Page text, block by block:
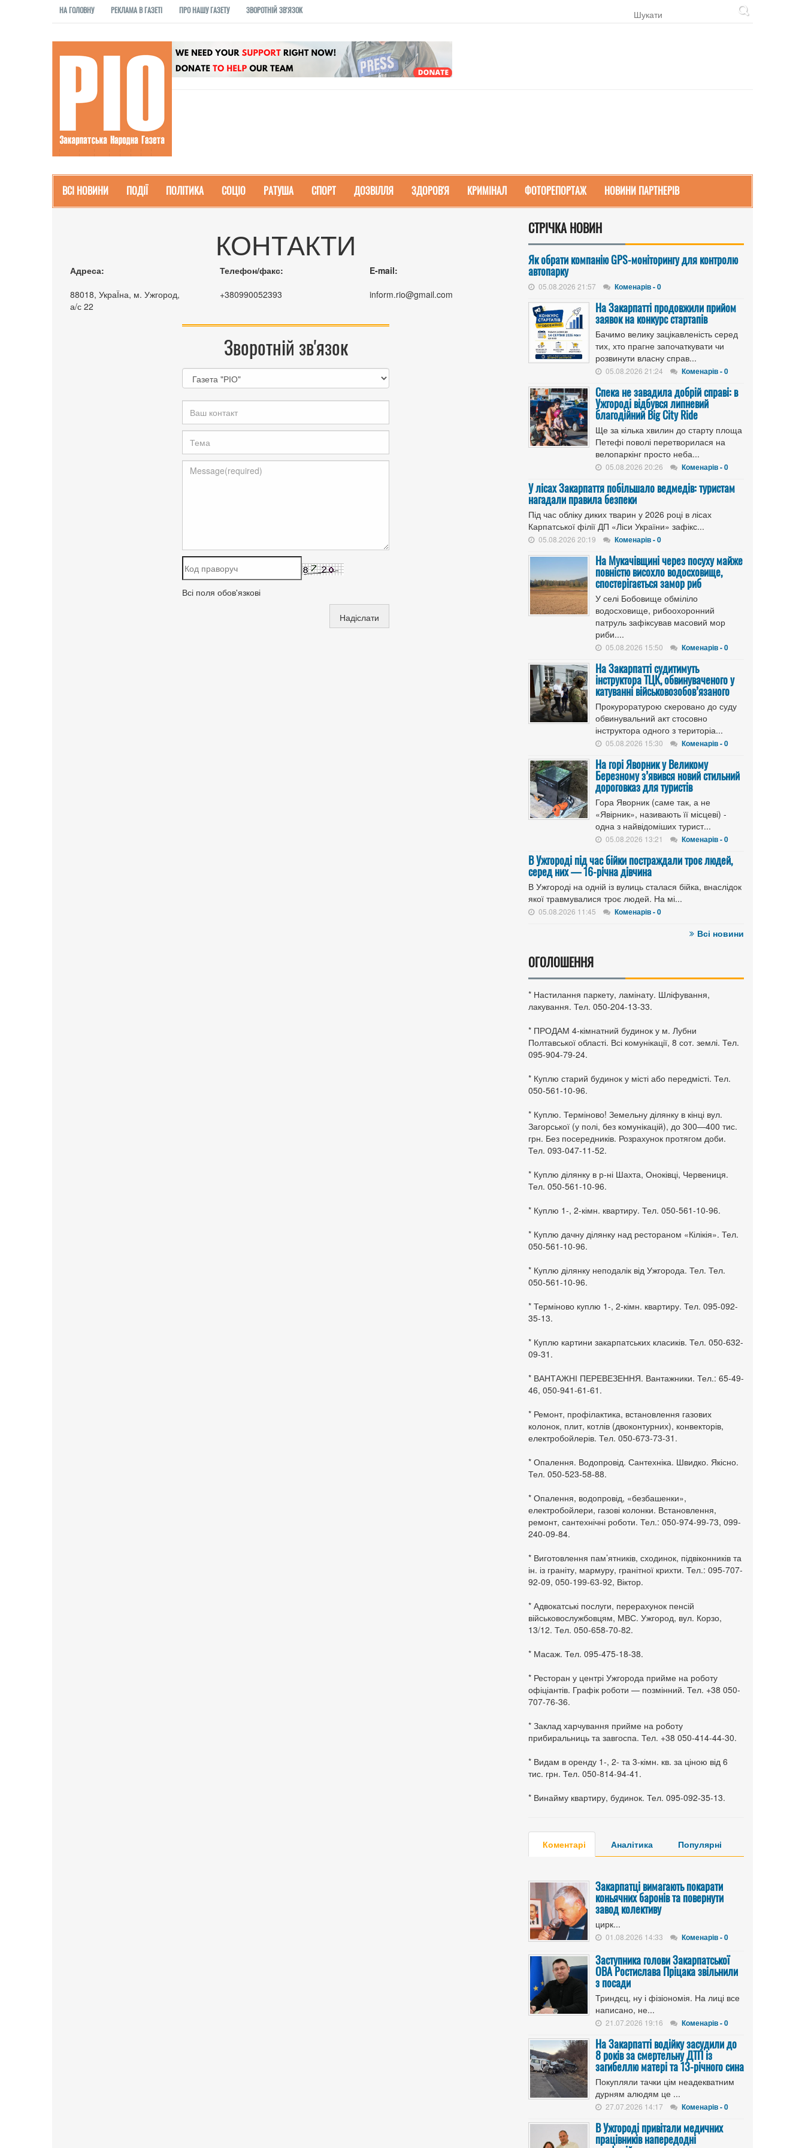
НА ГОЛОВНУ РЕКЛАМА В ГАЗЕТІ ПРО НАШУ ГАЗЕТУ ЗВОРОТНІЙ ЗВ'ЯЗОК
ВСІ НОВИНИ ПОДІЇ ПОЛІТИКА СОЦІО РАТУША СПОРТ ДОЗВІЛЛЯ ЗДОРОВ'Я КРИМІНАЛ ФОТОРЕПОРТАЖ НОВИНИ ПАРТНЕРІВ
КОНТАКТИ
Адреса:
88018, УкраЇна, м. Ужгород,
а/с 22
Телефон/факс:
+380990052393
E-mail:
inform.rio@gmail.com
Зворотній зв'язок
Всі поля обов'язкові
СТРІЧКА НОВИН
Як обрати компанію GPS-моніторингу для контролю
автопарку
05.08.2026 21:57 Коменарів - 0
На Закарпатті продовжили прийом
заявок на конкурс стартапів
Бачимо велику зацікавленість серед
тих, хто прагне започаткувати чи
розвинути власну справ...
05.08.2026 21:24 Коменарів - 0
Спека не завадила добрій справі: в
Ужгороді відбувся липневий
благодійний Big City Ride
Ще за кілька хвилин до старту площа
Петефі поволі перетворилася на
велопаркінг просто неба...
05.08.2026 20:26 Коменарів - 0
У лісах Закарпаття побільшало ведмедів: туристам
нагадали правила безпеки
Під час обліку диких тварин у 2026 році в лісах
Карпатської філії ДП «Ліси України» зафікс...
05.08.2026 20:19 Коменарів - 0
На Мукачівщині через посуху майже
повністю висохло водосховище,
спостерігається замор риб
У селі Бобовище обміліло
водосховище, рибоохоронний
патруль зафіксував масовий мор
риби....
05.08.2026 15:50 Коменарів - 0
На Закарпатті судитимуть
інструктора ТЦК, обвинуваченого у
катуванні військовозобов’язаного
Прокуроратурою скеровано до суду
обвинувальний акт стосовно
інструктора одного з територіа...
05.08.2026 15:30 Коменарів - 0
На горі Яворник у Великому
Березному з’явився новий стильний
дороговказ для туристів
Гора Яворник (саме так, а не
«Явірник», називають її місцеві) -
одна з найвідоміших турист...
05.08.2026 13:21 Коменарів - 0
В Ужгороді під час бійки постраждали троє людей,
серед них — 16-річна дівчина
В Ужгороді на одній із вулиць сталася бійка, внаслідок
якої травмувалися троє людей. На мі...
05.08.2026 11:45 Коменарів - 0
Всі новини
ОГОЛОШЕННЯ
* Настилання паркету, ламінату. Шліфування,
лакування. Тел. 050-204-13-33.
* ПРОДАМ 4-кімнатний будинок у м. Лубни
Полтавської області. Всі комунікації, 8 сот. землі. Тел.
095-904-79-24.
* Куплю старий будинок у місті або передмісті. Тел.
050-561-10-96.
* Куплю. Терміново! Земельну ділянку в кінці вул.
Загорської (у полі, без комунікацій), до 300—400 тис.
грн. Без посередників. Розрахунок протягом доби.
Тел. 093-047-11-52.
* Куплю ділянку в р-ні Шахта, Оноківці, Червениця.
Тел. 050-561-10-96.
* Куплю 1-, 2-кімн. квартиру. Тел. 050-561-10-96.
* Куплю дачну ділянку над рестораном «Кілікія». Тел.
050-561-10-96.
* Куплю ділянку неподалік від Ужгорода. Тел. Тел.
050-561-10-96.
* Терміново куплю 1-, 2-кімн. квартиру. Тел. 095-092-
35-13.
* Куплю картини закарпатських класиків. Тел. 050-632-
09-31.
* ВАНТАЖНІ ПЕРЕВЕЗЕННЯ. Вантажники. Тел.: 65-49-
46, 050-941-61-61.
* Ремонт, профілактика, встановлення газових
колонок, плит, котлів (двоконтурних), конвекторів,
електробойлерів. Тел. 050-673-73-31.
* Опалення. Водопровід. Сантехніка. Швидко. Якісно.
Тел. 050-523-58-88.
* Опалення, водопровід, «безбашенки»,
електробойлери, газові колонки. Встановлення,
ремонт, сантехнічні роботи. Тел.: 050-974-99-73, 099-
240-09-84.
* Виготовлення пам’ятників, сходинок, підвіконників та
ін. із граніту, мармуру, гранітної крихти. Тел.: 095-707-
92-09, 050-199-63-92, Віктор.
* Адвокатські послуги, перерахунок пенсій
військовослужбовцям, МВС. Ужгород, вул. Корзо,
13/12. Тел. 050-658-70-82.
* Масаж. Тел. 095-475-18-38.
* Ресторан у центрі Ужгорода прийме на роботу
офіціантів. Графік роботи — позмінний. Тел. +38 050-
707-76-36.
* Заклад харчування прийме на роботу
прибиральниць та завгоспа. Тел. +38 050-414-44-30.
* Видам в оренду 1-, 2- та 3-кімн. кв. за ціною від 6
тис. грн. Тел. 050-814-94-41.
* Винайму квартиру, будинок. Тел. 095-092-35-13.
Коментарі Аналітика Популярні
Закарпатці вимагають покарати
коньячних баронів та повернути
завод колективу
цирк...
01.08.2026 14:33 Коменарів - 0
Заступника голови Закарпатської
ОВА Ростислава Пріцака звільнили
з посади
Триндєц, ну і фізіономія. На лиці все
написано, не...
21.07.2026 19:16 Коменарів - 0
На Закарпатті водійку засудили до
8 років за смертельну ДТП із
загибеллю матері та 13-річного сина
Покупляли тачки цім неадекватним
дурням алюдям це ...
27.07.2026 14:17 Коменарів - 0
В Ужгороді привітали медичних
працівників напередодні